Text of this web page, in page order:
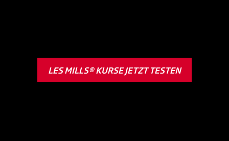
LES MILLS® KURSE JETZT TESTEN